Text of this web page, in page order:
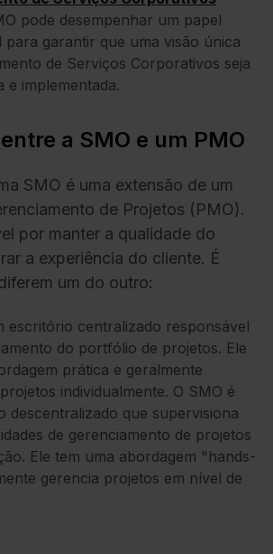
pode desempenhar um papel
para garantir que uma visão única
de Serviços Corporativos seja
e implementada.
a SMO e um PMO
SMO é uma extensão de um
de Projetos (PMO).
por manter a qualidade do
a experiência do cliente. É
um do outro:
escritório centralizado responsável
do portfólio de projetos. Ele
prática e geralmente
individualmente. O SMO é
descentralizado que supervisiona
de gerenciamento de projetos
Ele tem uma abordagem "hands-
gerencia projetos em nível de